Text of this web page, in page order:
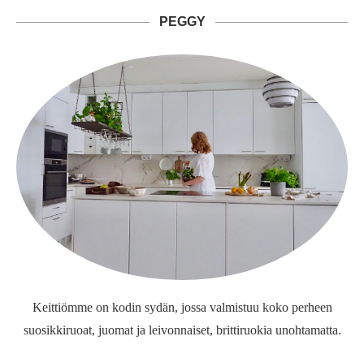
PEGGY
Keittiömme on kodin sydän, jossa valmistuu koko perheen
suosikkiruoat, juomat ja leivonnaiset, brittiruokia unohtamatta.